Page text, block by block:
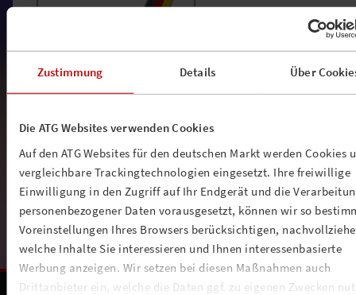
Zustimmung Details Über
Die ATG Websites verwenden Cookies
Auf den ATG Websites für den deutschen Markt werden Cookies
vergleichbare Trackingtechnologien eingesetzt. Ihre freiwillige
Einwilligung in den Zugriff auf Ihr Endgerät und die
personenbezogener Daten vorausgesetzt, können wir so
Voreinstellungen Ihres Browsers berücksichtigen,
welche Inhalte Sie interessieren und Ihnen interessenbasierte
Werbung anzeigen. Wir setzen bei diesen Maßnahmen auch
Drittanbieter ein, welche die Daten ggf. zu eigenen Zwecken
Unsere Partnerschaften: